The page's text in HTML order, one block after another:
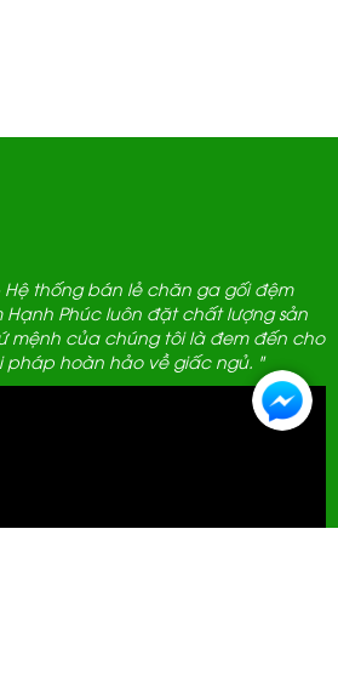
Hệ thống bán lẻ chăn ga gối đệm
Phúc luôn đặt chất lượng sản
mệnh của chúng tôi là đem đến cho
hoàn hảo về giấc ngủ. "